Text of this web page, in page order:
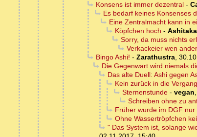
Konsens ist immer dezentral-
Es bedarf keines Konsenses
Eine Zentralmacht kann in
Köpfchen hoch - Ashitaka
Sorry, da muss nichts
Verkackeier wen
Bingo Ashi! - Zarathustra,
Die Gegenwart wird niemals
Das alte Duell: Ashi gegen
Kein zurück in die
Sternenstunde- vegan,
Schreiben ohne zu
Früher wurde im DGF
Ohne Wassertröpfchen
" Das System ist, solange